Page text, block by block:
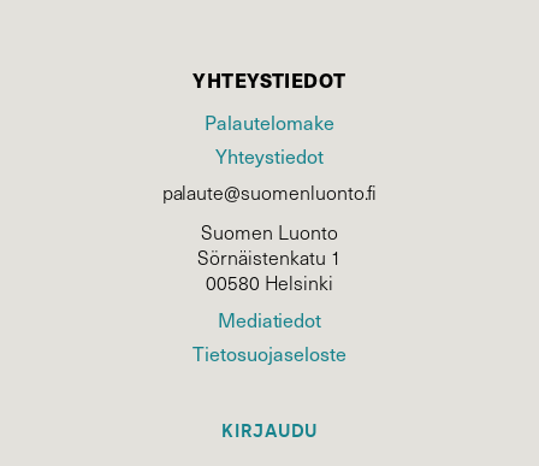
YHTEYSTIEDOT
Palautelomake
Yhteystiedot
palaute@suomenluonto.fi
Suomen Luonto
Sörnäistenkatu 1
00580 Helsinki
Mediatiedot
Tietosuojaseloste
KIRJAUDU